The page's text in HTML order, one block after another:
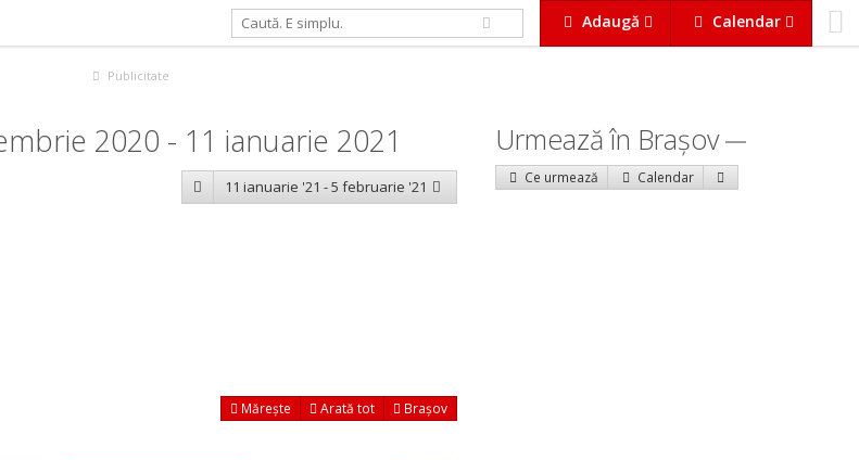
Adaugă Calendar
Publicitate
2020 - 11 ianuarie 2021
11 ianuarie '21 - 5 februarie '21
Mărește Arată tot Brașov
Urmează în Braşov
Ce urmează Calendar